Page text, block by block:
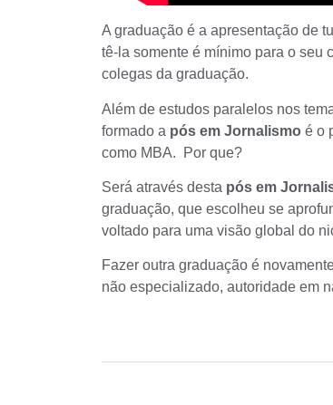
A graduação é a apresentação de
tê-la somente é mínimo para o seu
colegas da graduação.
Além de estudos paralelos nos
formado a pós em Jornalismo é o
como MBA. Por que?
Será através desta pós em
graduação, que escolheu se
voltado para uma visão global do
Fazer outra graduação é
não especializado, autoridade em